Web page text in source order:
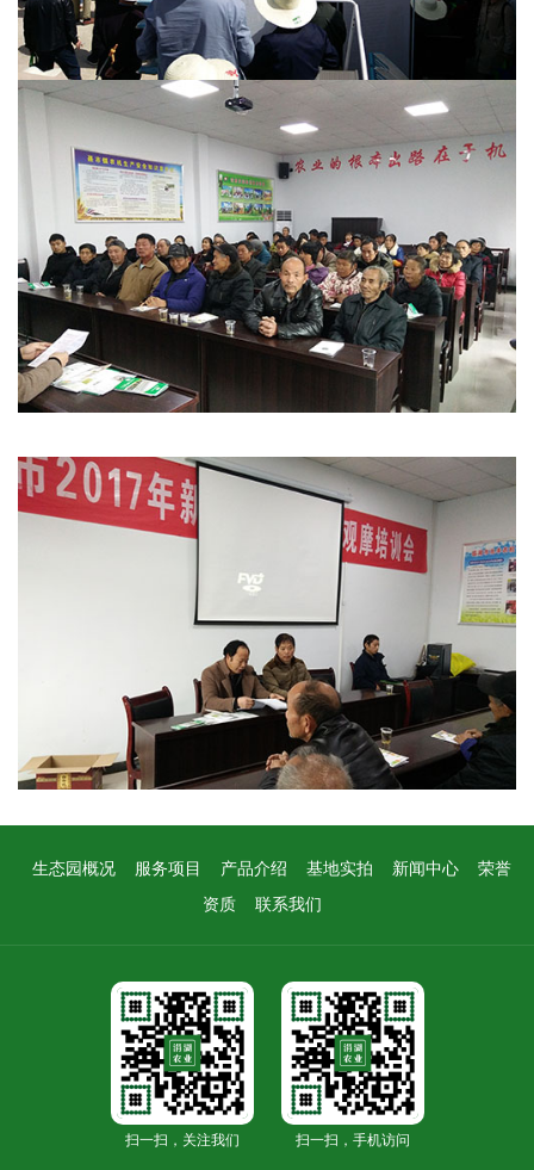
生态园概况 服务项目 产品介绍 基地实拍 新闻中心
荣誉
资质
联系我们
扫一扫，关注我们 扫一扫，手机访问